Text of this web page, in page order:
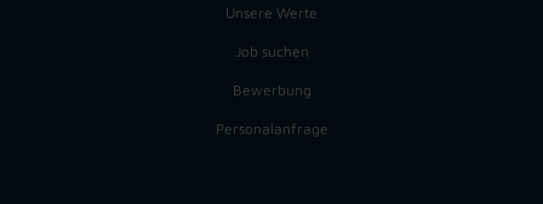
Unsere Werte
Job suchen
Bewerbung
Personalanfrage